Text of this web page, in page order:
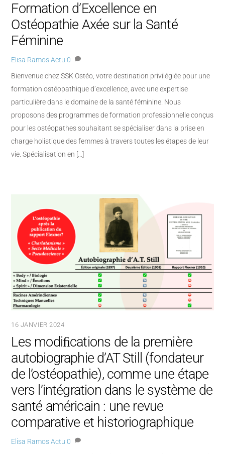
Formation d’Excellence en
Ostéopathie Axée sur la Santé
Féminine
Elisa Ramos Actu 0
Bienvenue chez SSK Ostéo, votre destination privilégiée pour une
formation ostéopathique d’excellence, avec une expertise
particulière dans le domaine de la santé féminine. Nous
proposons des programmes de formation professionnelle conçus
pour les ostéopathes souhaitant se spécialiser dans la prise en
charge holistique des femmes à travers toutes les étapes de leur
vie. Spécialisation en […]
16 JANVIER 2024
Les modiﬁcations de la première
autobiographie d’AT Still (fondateur
de l’ostéopathie), comme une étape
vers l’intégration dans le système de
santé américain : une revue
comparative et historiographique
Elisa Ramos Actu 0